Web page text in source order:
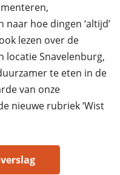
hoe dingen ‘altijd’
lezen over de
locatie Snavelenburg,
te eten in de
van onze
nieuwe rubriek ‘Wist